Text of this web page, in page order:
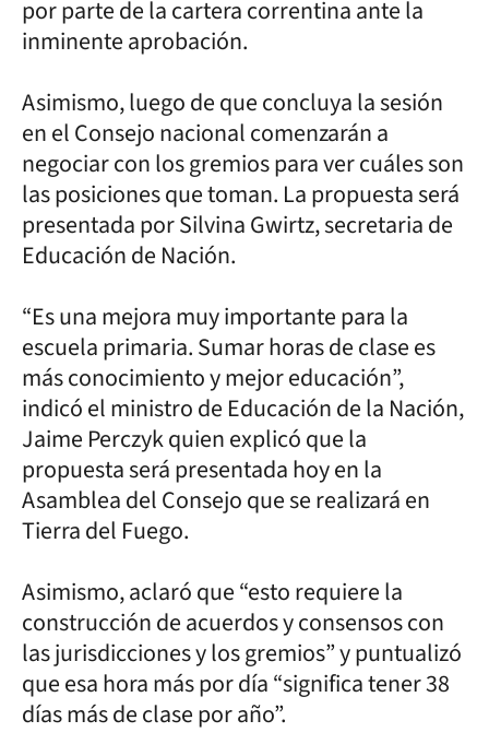
por parte de la cartera correntina ante la
inminente aprobación.
Asimismo, luego de que concluya la sesión
en el Consejo nacional comenzarán a
negociar con los gremios para ver cuáles son
las posiciones que toman. La propuesta será
presentada por Silvina Gwirtz, secretaria de
Educación de Nación.
“Es una mejora muy importante para la
escuela primaria. Sumar horas de clase es
más conocimiento y mejor educación”,
indicó el ministro de Educación de la Nación,
Jaime Perczyk quien explicó que la
propuesta será presentada hoy en la
Asamblea del Consejo que se realizará en
Tierra del Fuego.
Asimismo, aclaró que “esto requiere la
construcción de acuerdos y consensos con
las jurisdicciones y los gremios” y puntualizó
que esa hora más por día “significa tener 38
días más de clase por año”.